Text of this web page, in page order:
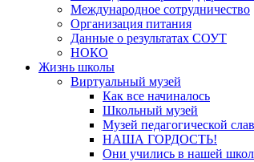
Международное сотрудничество
Организация питания
Данные о результатах СОУТ
НОКО
Жизнь школы
Виртуальный музей
Как все начиналось
Школьный музей
Музей педагогической
НАША ГОРДОСТЬ!
Они учились в нашей